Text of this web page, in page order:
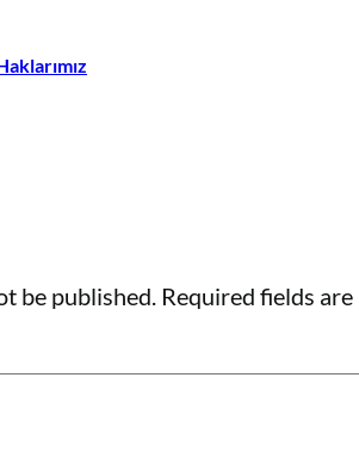
be published. Required fields are